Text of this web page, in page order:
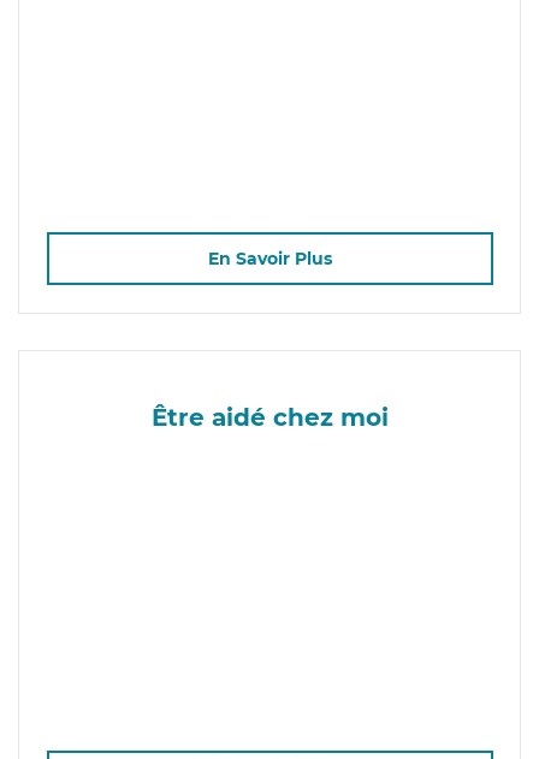
En Savoir Plus
Être aidé chez moi